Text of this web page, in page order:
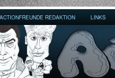
ACTIONFREUNDE REDAKTION LINKS